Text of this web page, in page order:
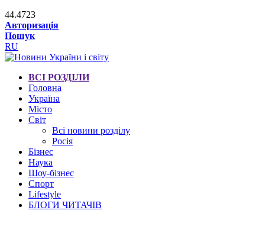
44.4723
Авторизація
Пошук
RU
ВСІ РОЗДІЛИ
Головна
Україна
Місто
Світ
Всі новини розділу
Росія
Бізнес
Наука
Шоу-бізнес
Спорт
Lifestyle
БЛОГИ ЧИТАЧІВ